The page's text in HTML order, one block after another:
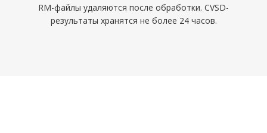
RM-файлы удаляются после обработки. CVSD-
результаты хранятся не более 24 часов.